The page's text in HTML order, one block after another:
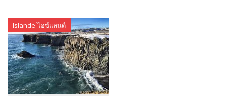
Islande ไอซ์แลนด์